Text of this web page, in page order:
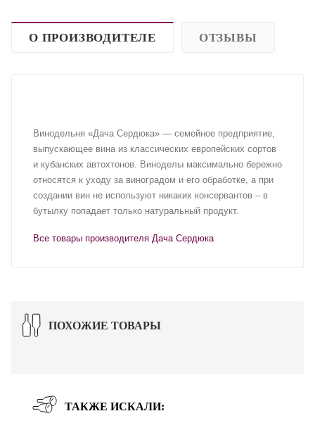
О ПРОИЗВОДИТЕЛЕ ОТЗЫВЫ
Винодельня «Дача Сердюка» — семейное предприятие,
выпускающее вина из классических европейских сортов
и кубанских автохтонов. Виноделы максимально бережно
относятся к уходу за виноградом и его обработке, а при
создании вин не используют никаких консервантов – в
бутылку попадает только натуральный продукт.
Все товары производителя Дача Сердюка
ПОХОЖИЕ ТОВАРЫ
ТАКЖЕ ИСКАЛИ: